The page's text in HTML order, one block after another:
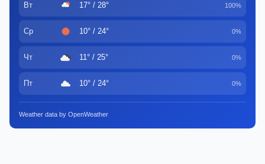
Вт 17° / 28° 100%
Ср 10° / 24° 0%
Чт 11° / 25° 0%
Пт 10° / 24° 0%
Weather data by OpenWeather